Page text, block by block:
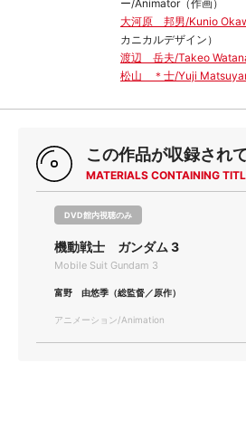
ー/Animator（作画）
大河原 邦男/Kunio
カニカルデザイン）
渡辺 岳夫/Takeo
松山 ＊士/Yuji
この作品が収録され
MATERIALS CONTAINING
DVD館内視聴のみ
機動戦士 ガンダム 3
Mobile Suit Gundam 3
富野 由悠季（総監督／原作）
アニメーション/Animation